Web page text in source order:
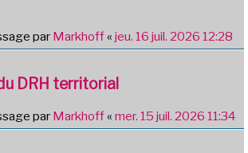
par Markhoff« jeu. 16 juil. 2026 12:28
DRH territorial
par Markhoff« mer. 15 juil. 2026 11:34